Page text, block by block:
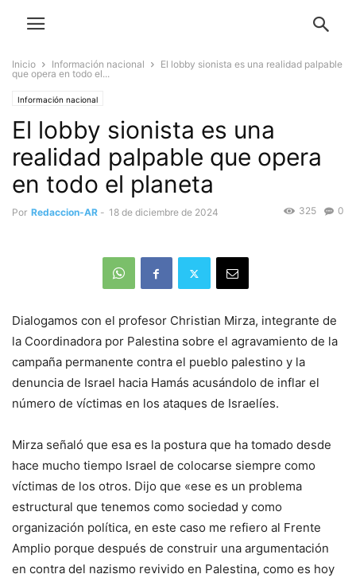
Inicio Información nacional
El lobby sionista es una realidad palpable
que opera en todo el...
Información nacional
El lobby sionista es una
realidad palpable que opera
en todo el planeta
Por Redaccion-AR - 18 de diciembre de 2024 0
325
Dialogamos con el profesor Christian Mirza, integrante de
la Coordinadora por Palestina sobre el agravamiento de la
campaña permanente contra el pueblo palestino y la
denuncia de Israel hacia Hamás acusándolo de inflar el
número de víctimas en los ataques de Israelíes.
Mirza señaló que esa es la postura que ha tomado desde
hace mucho tiempo Israel de colocarse siempre como
víctimas de los otros. Dijo que «ese es un problema
estructural que tenemos como sociedad y como
organización política, en este caso me refiero al Frente
Amplio porque después de construir una argumentación
en contra del nazismo revivido en Palestina, como es hoy